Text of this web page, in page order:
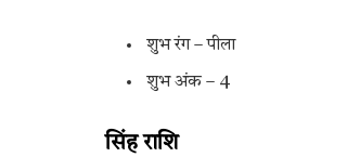
शुभ रंग – पीला
शुभ अंक – 4
सिंह राशि